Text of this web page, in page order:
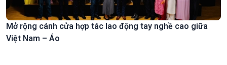
Mở rộng cánh cửa hợp tác lao động tay nghề cao giữa
Việt Nam – Áo